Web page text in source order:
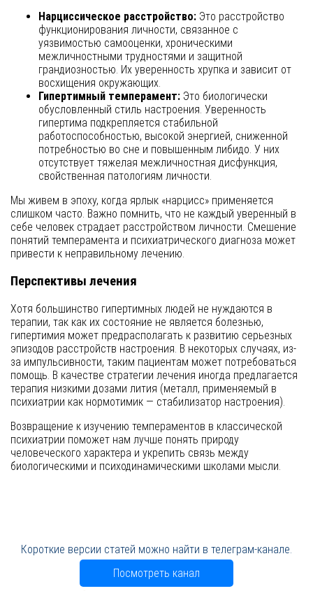
Нарциссическое расстройство: Это расстройство
функционирования личности, связанное с
уязвимостью самооценки, хроническими
межличностными трудностями и защитной
грандиозностью. Их уверенность хрупка и зависит от
восхищения окружающих.
Гипертимный темперамент: Это биологически
обусловленный стиль настроения. Уверенность
гипертима подкрепляется стабильной
работоспособностью, высокой энергией, сниженной
потребностью во сне и повышенным либидо. У них
отсутствует тяжелая межличностная дисфункция,
свойственная патологиям личности.
Мы живем в эпоху, когда ярлык «нарцисс» применяется
слишком часто. Важно помнить, что не каждый уверенный в
себе человек страдает расстройством личности. Смешение
понятий темперамента и психиатрического диагноза может
привести к неправильному лечению.
Перспективы лечения
Хотя большинство гипертимных людей не нуждаются в
терапии, так как их состояние не является болезнью,
гипертимия может предрасполагать к развитию серьезных
эпизодов расстройств настроения. В некоторых случаях, из-
за импульсивности, таким пациентам может потребоваться
помощь. В качестве стратегии лечения иногда предлагается
терапия низкими дозами лития (металл, применяемый в
психиатрии как нормотимик — стабилизатор настроения).
Возвращение к изучению темпераментов в классической
психиатрии поможет нам лучше понять природу
человеческого характера и укрепить связь между
биологическими и психодинамическими школами мысли.
Короткие версии статей можно найти в телеграм-канале.
Посмотреть канал